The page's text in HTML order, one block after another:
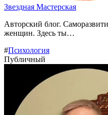
Звездная Мастерская️️
Авторский блог.
женщин. Здесь ты…
#Психология
Публичный